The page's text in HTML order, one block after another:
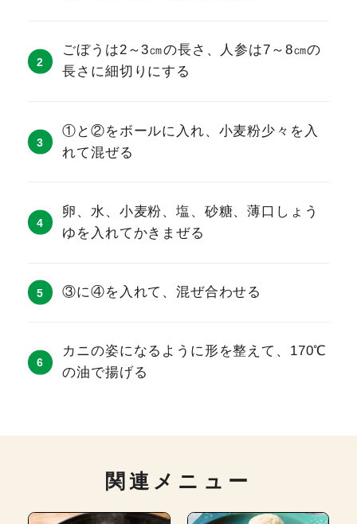
ごぼうは2～3㎝の長さ、人参は7～8㎝の
長さに細切りにする
①と②をボールに入れ、小麦粉少々を入
れて混ぜる
卵、水、小麦粉、塩、砂糖、薄口しょう
ゆを入れてかきまぜる
③に④を入れて、混ぜ合わせる
カニの姿になるように形を整えて、170℃
の油で揚げる
関連メニュー